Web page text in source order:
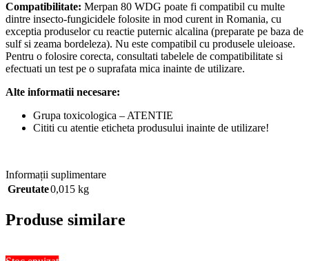
Compatibilitate: Merpan 80 WDG poate fi compatibil cu multe
dintre insecto-fungicidele folosite in mod curent in Romania, cu
exceptia produselor cu reactie puternic alcalina (preparate pe baza de
sulf si zeama bordeleza). Nu este compatibil cu produsele uleioase.
Pentru o folosire corecta, consultati tabelele de compatibilitate si
efectuati un test pe o suprafata mica inainte de utilizare.
Alte informatii necesare:
Grupa toxicologica – ATENTIE
Cititi cu atentie eticheta produsului inainte de utilizare!
Informații suplimentare
Greutate0,015 kg
Produse similare